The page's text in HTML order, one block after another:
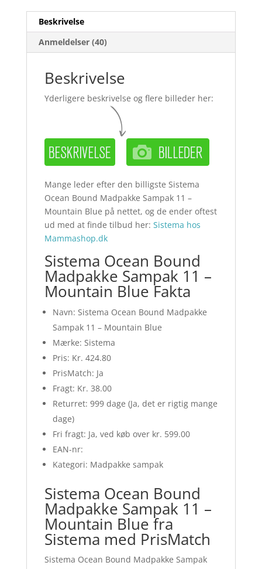
Beskrivelse
Anmeldelser (40)
Beskrivelse
Yderligere beskrivelse og flere billeder her:
Mange leder efter den billigste Sistema
Ocean Bound Madpakke Sampak 11 –
Mountain Blue på nettet, og de ender oftest
ud med at finde tilbud her: Sistema hos
Mammashop.dk
Sistema Ocean Bound
Madpakke Sampak 11 –
Mountain Blue Fakta
Navn: Sistema Ocean Bound Madpakke
Sampak 11 – Mountain Blue
Mærke: Sistema
Pris: Kr. 424.80
PrisMatch: Ja
Fragt: Kr. 38.00
Returret: 999 dage (Ja, det er rigtig mange
dage)
Fri fragt: Ja, ved køb over kr. 599.00
EAN-nr:
Kategori: Madpakke sampak
Sistema Ocean Bound
Madpakke Sampak 11 –
Mountain Blue fra
Sistema med PrisMatch
Sistema Ocean Bound Madpakke Sampak